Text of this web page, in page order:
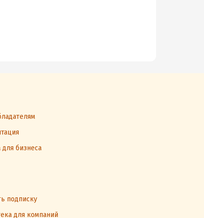
для бизнеса
подписку
для компаний